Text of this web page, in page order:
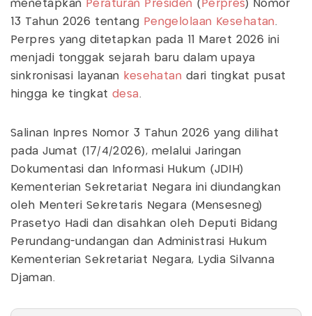
menetapkan Peraturan Presiden ( Perpres) Nomor
13 Tahun 2026 tentang Pengelolaan Kesehatan.
Perpres yang ditetapkan pada 11 Maret 2026 ini
menjadi tonggak sejarah baru dalam upaya
sinkronisasi layanan kesehatan dari tingkat pusat
hingga ke tingkat desa.
Salinan Inpres Nomor 3 Tahun 2026 yang dilihat
pada Jumat (17/4/2026), melalui Jaringan
Dokumentasi dan Informasi Hukum (JDIH)
Kementerian Sekretariat Negara ini diundangkan
oleh Menteri Sekretaris Negara (Mensesneg)
Prasetyo Hadi dan disahkan oleh Deputi Bidang
Perundang-undangan dan Administrasi Hukum
Kementerian Sekretariat Negara, Lydia Silvanna
Djaman.